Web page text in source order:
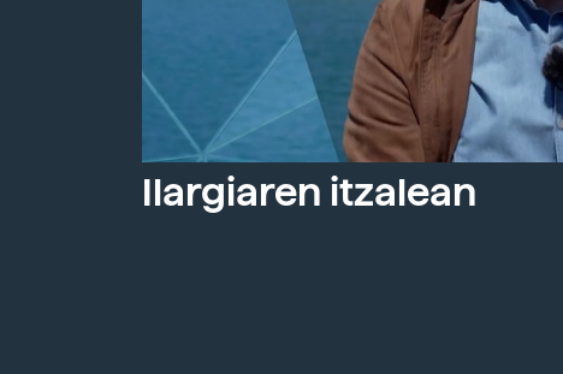
Ilargiaren itzalean